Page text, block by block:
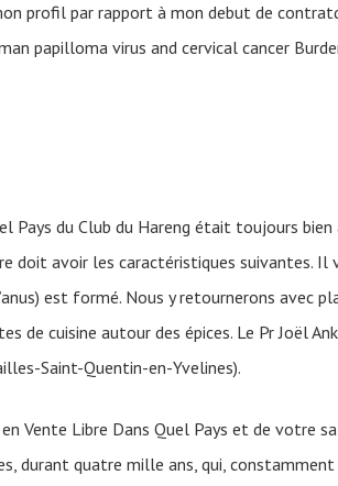
profil par rapport à mon debut de
papilloma virus and cervical cancer
du Club du Hareng était toujours
doit avoir les caractéristiques suivantes.
est formé. Nous y retournerons avec
de cuisine autour des épices. Le Pr Joël
Saint-Quentin-en-Yvelines).
Vente Libre Dans Quel Pays et de votre
durant quatre mille ans, qui,